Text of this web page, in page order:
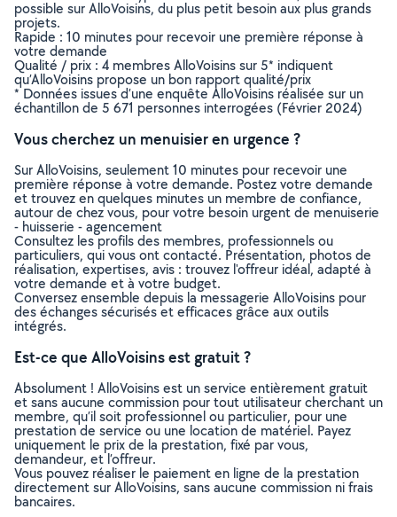
possible sur AlloVoisins, du plus petit besoin aux plus grands
projets.
Rapide : 10 minutes pour recevoir une première réponse à
votre demande
Qualité / prix : 4 membres AlloVoisins sur 5* indiquent
qu’AlloVoisins propose un bon rapport qualité/prix
* Données issues d’une enquête AlloVoisins réalisée sur un
échantillon de 5 671 personnes interrogées (Février 2024)
Vous cherchez un menuisier en urgence ?
Sur AlloVoisins, seulement 10 minutes pour recevoir une
première réponse à votre demande. Postez votre demande
et trouvez en quelques minutes un membre de confiance,
autour de chez vous, pour votre besoin urgent de menuiserie
- huisserie - agencement
Consultez les profils des membres, professionnels ou
particuliers, qui vous ont contacté. Présentation, photos de
réalisation, expertises, avis : trouvez l'offreur idéal, adapté à
votre demande et à votre budget.
Conversez ensemble depuis la messagerie AlloVoisins pour
des échanges sécurisés et efficaces grâce aux outils
intégrés.
Est-ce que AlloVoisins est gratuit ?
Absolument ! AlloVoisins est un service entièrement gratuit
et sans aucune commission pour tout utilisateur cherchant un
membre, qu’il soit professionnel ou particulier, pour une
prestation de service ou une location de matériel. Payez
uniquement le prix de la prestation, fixé par vous,
demandeur, et l’offreur.
Vous pouvez réaliser le paiement en ligne de la prestation
directement sur AlloVoisins, sans aucune commission ni frais
bancaires.